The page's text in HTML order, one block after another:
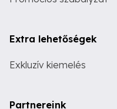
Extra lehetőségek
Exkluzív kiemelés
Partnereink